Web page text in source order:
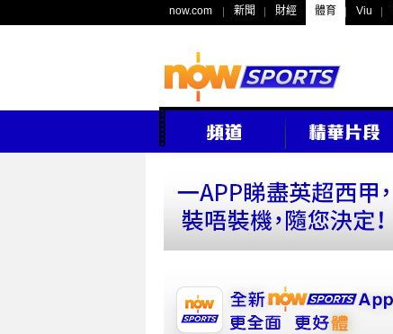
now.com 新聞 財經 體育 Viu